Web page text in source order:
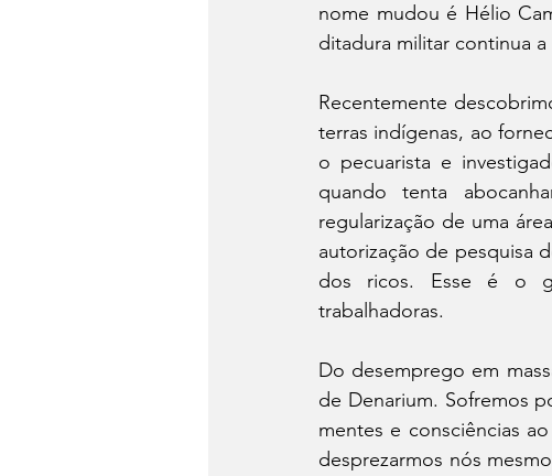
nome mudou é Hélio
ditadura militar continua
Recentemente
terras indígenas, ao
o pecuarista e
quando tenta
regularização de uma
autorização de pesquisa
dos ricos. Esse é o
trabalhadoras.
Do desemprego em
de Denarium. Sofremos
mentes e consciências
desprezarmos nós